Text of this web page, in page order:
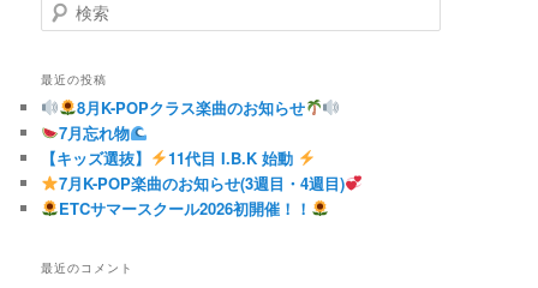
ゲ
シ
ョ
ン
検
索
最近の投稿
8月K-POPクラス楽曲のお知らせ
7月忘れ物
【キッズ選抜】
11代目 I.B.K 始動
7月K-POP楽曲のお知らせ(3週目・4週目)
ETCサマースクール2026初開催！！
最近のコメント